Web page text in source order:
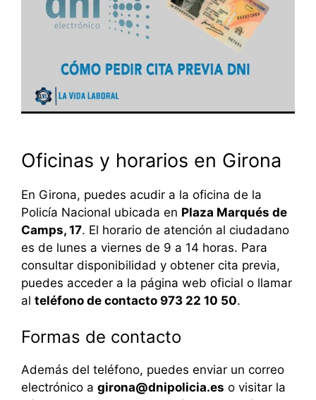
Oficinas y horarios en Girona
En Girona, puedes acudir a la oficina de la
Policía Nacional ubicada en Plaza Marqués de
Camps, 17. El horario de atención al ciudadano
es de lunes a viernes de 9 a 14 horas. Para
consultar disponibilidad y obtener cita previa,
puedes acceder a la página web oficial o llamar
al teléfono de contacto 973 22 10 50.
Formas de contacto
Además del teléfono, puedes enviar un correo
electrónico a girona@dnipolicia.es o visitar la